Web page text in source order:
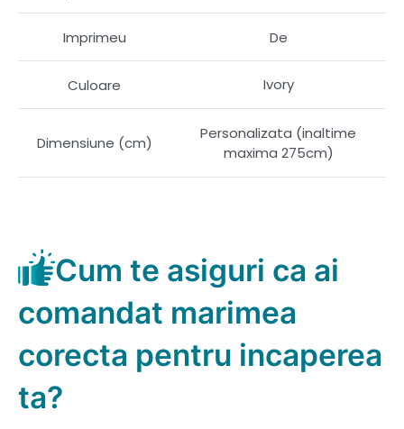
Imprimeu De
Culoare Ivory
Dimensiune (cm)
Personalizata (inaltime
maxima 275cm)
Cum te asiguri ca ai
comandat marimea
corecta pentru incaperea
ta?